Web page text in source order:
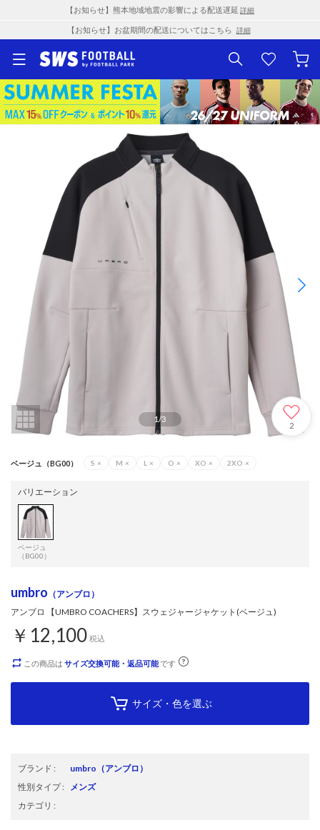
【お知らせ】熊本地域地震の影響による配送遅延 詳細
【お知らせ】お盆期間の配送についてはこちら 詳細
1/3
2
ベージュ（BG00） S × M × L × O × XO × 2XO ×
バリエーション
ベージュ
（BG00）
umbro （アンブロ）
アンブロ 【UMBRO COACHERS】スウェジャージャケット(ベージュ)
￥12,100 税込
この商品は サイズ交換可能・返品可能です
サイズ・色を選ぶ
ブランド : umbro （アンブロ）
性別タイプ: メンズ
カテゴリ :